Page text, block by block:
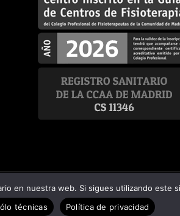
de cookies-Política
en nuestra web. Si sigues utilizando este
técnicas Política de privacidad